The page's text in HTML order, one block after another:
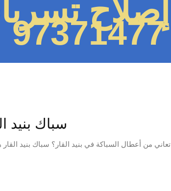
إصلاح
97371477
سباك بنيد القار 97371477📞 | لجميع
تعاني من أعطال السباكة في بنيد القار؟ سباك بنيد القار هو